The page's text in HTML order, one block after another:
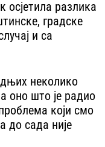
осјетила разлика
градске
и са
неколико
оно што је радио
који смо
до сада није